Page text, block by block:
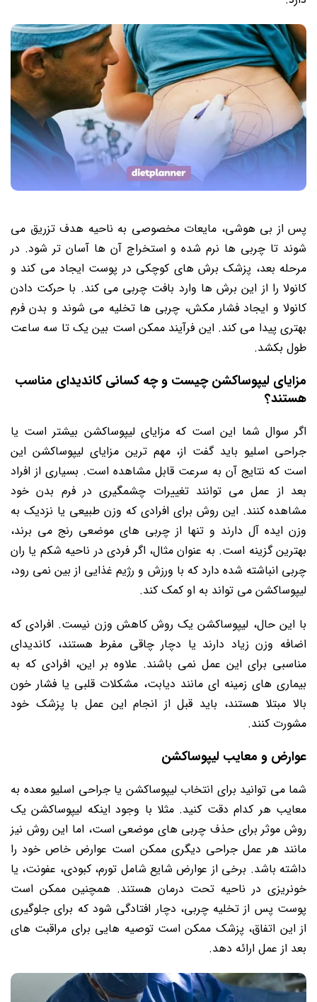
پس از بی هوشی، مایعات مخصوصی به ناحیه هدف تزریق می
شوند تا چربی ها نرم شده و استخراج آن ها آسان تر شود. در
مرحله بعد، پزشک برش های کوچکی در پوست ایجاد می کند و
کانولا را از این برش ها وارد بافت چربی می کند. با حرکت دادن
کانولا و ایجاد فشار مکش، چربی ها تخلیه می شوند و بدن فرم
بهتری پیدا می کند. این فرآیند ممکن است بین یک تا سه ساعت
طول بکشد.
مزایای لیپوساکشن چیست و چه کسانی کاندیدای مناسب
هستند؟
اگر سوال شما این است که مزایای لیپوساکشن بیشتر است یا
جراحی اسلیو باید گفت از، مهم ترین مزایای لیپوساکشن این
است که نتایج آن به سرعت قابل مشاهده است. بسیاری از افراد
بعد از عمل می توانند تغییرات چشمگیری در فرم بدن خود
مشاهده کنند. این روش برای افرادی که وزن طبیعی یا نزدیک به
وزن ایده آل دارند و تنها از چربی های موضعی رنج می برند،
بهترین گزینه است. به عنوان مثال، اگر فردی در ناحیه شکم یا ران
چربی انباشته شده دارد که با ورزش و رژیم غذایی از بین نمی رود،
لیپوساکشن می تواند به او کمک کند.
با این حال، لیپوساکشن یک روش کاهش وزن نیست. افرادی که
اضافه وزن زیاد دارند یا دچار چاقی مفرط هستند، کاندیدای
مناسبی برای این عمل نمی باشند. علاوه بر این، افرادی که به
بیماری های زمینه ای مانند دیابت، مشکلات قلبی یا فشار خون
بالا مبتلا هستند، باید قبل از انجام این عمل با پزشک خود
مشورت کنند.
عوارض و معایب لیپوساکشن
شما می توانید برای انتخاب لیپوساکشن یا جراحی اسلیو معده به
معایب هر کدام دقت کنید. مثلا با وجود اینکه لیپوساکشن یک
روش موثر برای حذف چربی های موضعی است، اما این روش نیز
مانند هر عمل جراحی دیگری ممکن است عوارض خاص خود را
داشته باشد. برخی از عوارض شایع شامل تورم، کبودی، عفونت، یا
خونریزی در ناحیه تحت درمان هستند. همچنین ممکن است
پوست پس از تخلیه چربی، دچار افتادگی شود که برای جلوگیری
از این اتفاق، پزشک ممکن است توصیه هایی برای مراقبت های
بعد از عمل ارائه دهد.